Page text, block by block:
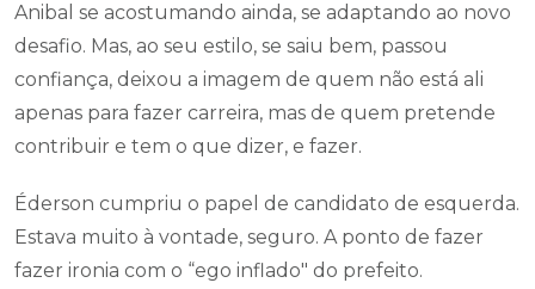
Anibal se acostumando ainda, se adaptando ao novo
desafio. Mas, ao seu estilo, se saiu bem, passou
confiança, deixou a imagem de quem não está ali
apenas para fazer carreira, mas de quem pretende
contribuir e tem o que dizer, e fazer.
Éderson cumpriu o papel de candidato de esquerda.
Estava muito à vontade, seguro. A ponto de fazer
fazer ironia com o “ego inflado" do prefeito.